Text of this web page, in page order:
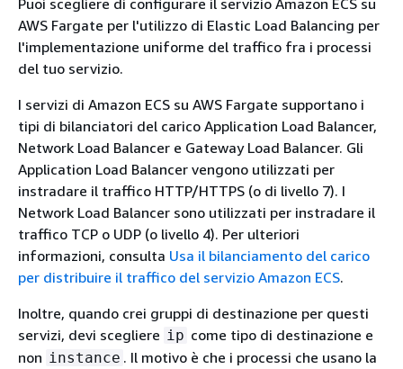
AWS Fargate per l'utilizzo di Elastic Load Balancing per
l'implementazione uniforme del traffico fra i processi
del tuo servizio.
I servizi di Amazon ECS su AWS Fargate supportano i
tipi di bilanciatori del carico Application Load Balancer,
Network Load Balancer e Gateway Load Balancer. Gli
Application Load Balancer vengono utilizzati per
instradare il traffico HTTP/HTTPS (o di livello 7). I
Network Load Balancer sono utilizzati per instradare il
traffico TCP o UDP (o livello 4). Per ulteriori
informazioni, consulta Usa il bilanciamento del carico
per distribuire il traffico del servizio Amazon ECS.
Inoltre, quando crei gruppi di destinazione per questi
servizi, devi scegliere ip come tipo di destinazione e
non instance . Il motivo è che i processi che usano la